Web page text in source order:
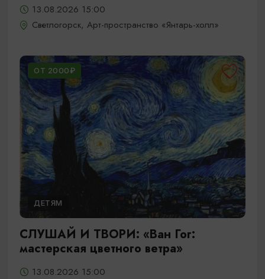
13.08.2026 15:00
Светлогорск, Арт-пространство «Янтарь-холл»
ОТ 2000₽
ДЕТЯМ
СЛУШАЙ И ТВОРИ: «Ван Гог:
мастерская цветного ветра»
13.08.2026 15:00